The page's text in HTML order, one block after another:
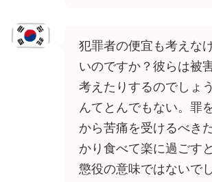
犯罪者の便宜も考えな
いのですか？彼らは被
考えたりするのでしょ
んてとんでもない。罪
から苦痛を受けるべき
かり食べて楽に過ごす
懲役の意味ではないで